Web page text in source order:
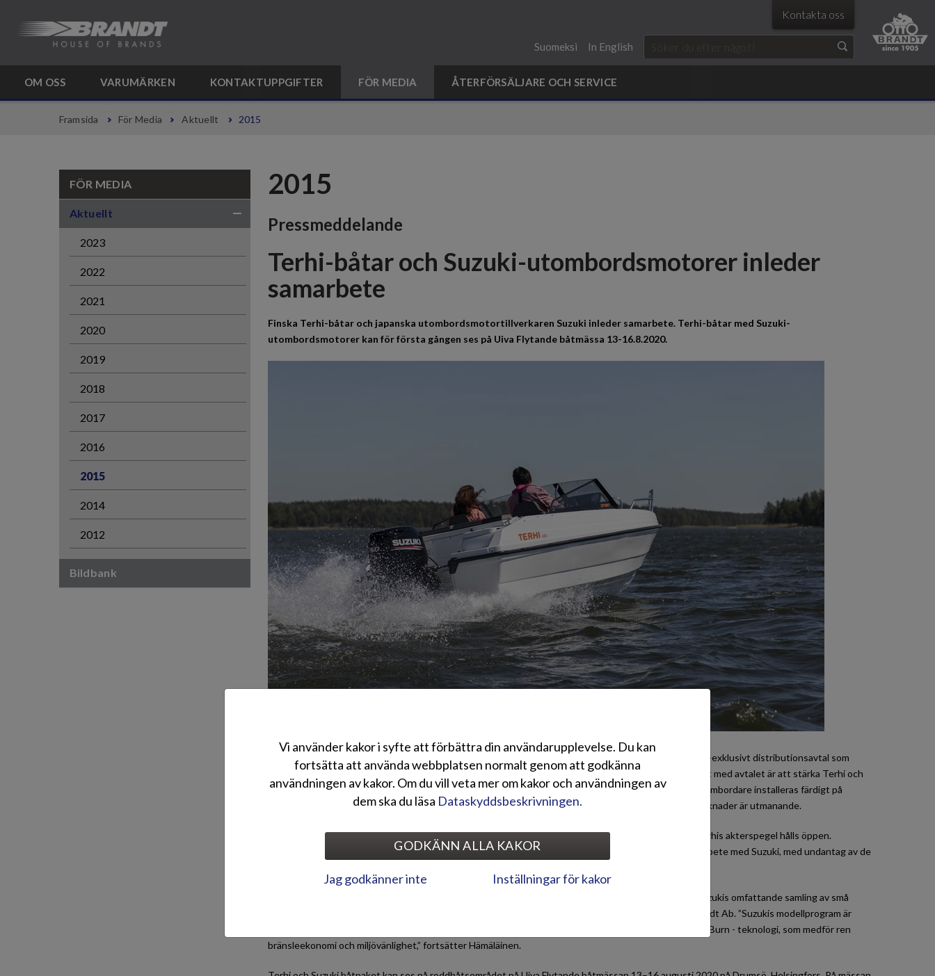
Kontakta oss
Suomeksi In English
OM OSS VARUMÄRKEN KONTAKTUPPGIFTER FÖR MEDIA ÅTERFÖRSÄLJARE OCH SERVICE
Framsida För Media Aktuellt 2015
2015
Pressmeddelande
Terhi-båtar och Suzuki-utombordsmotorer inleder
samarbete
Finska Terhi-båtar och japanska utombordsmotortillverkaren Suzuki inleder samarbete. Terhi-båtar med Suzuki-
utombordsmotorer kan för första gången ses på Uiva Flytande båtmässa 13-16.8.2020.
TerhiTec Oy, tillverkare av Terhi-båtar, och Suzuki Deutschland GmbH har kommit överens om ett icke-exklusivt distributionsavtal som
möjliggör leverans av Terhi-båtar med Suzuki utombordsmotorer till alla Terhi-försäljningsländer. Syftet med avtalet är att stärka Terhi och
Suzukis position på båtmarknaden, påskynda båtleveranserna och underlätta lagerhanteringen när utombordare installeras färdigt på
båtarna på fabriken. Detta är särskilt viktigt i en tid då förutsägbarheten för båtförsäljning på olika marknader är utmanande.
Avtalet begränsar inte försäljningen av båtar med andra märken av utombordsmotorer, det vill säga Terhis akterspegel hålls öppen.
Emellertid kommer Terhis båt- och motorpaket samt marknadsföring i framtiden främst att ske i samarbete med Suzuki, med undantag av de
”Målet med Suzuki-partnerskapet är att ge Terhi-båtarna de motorer som bäst passar deras behov. Suzukis omfattande samling av små
maskiner är lämplig för Terhi.” kommenterar Markku Hämäläinen, VD och koncernchef för Oy Otto Brandt Ab. ”Suzukis modellprogram är
också tekniskt mycket avancerat. I sin produktgrupp använder Suzuki magrare bränsleblandning, Lean Burn - teknologi, som medför ren
bränsleekonomi och miljövänlighet,” fortsätter Hämäläinen.
FÖR MEDIA
Aktuellt
2023
2022
2021
2020
2019
2018
2017
2016
2015
2014
2012
Bildbank
Vi använder kakor i syfte att förbättra din användarupplevelse. Du kan
fortsätta att använda webbplatsen normalt genom att godkänna
användningen av kakor. Om du vill veta mer om kakor och användningen av
dem ska du läsa Dataskyddsbeskrivningen.
GODKÄNN ALLA KAKOR
Jag godkänner inte Inställningar för kakor